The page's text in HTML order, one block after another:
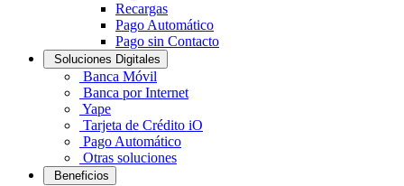
Recargas
Pago Automático
Pago sin Contacto
Soluciones Digitales
Banca Móvil
Banca por Internet
Yape
Tarjeta de Crédito iO
Pago Automático
Otras soluciones
Beneficios